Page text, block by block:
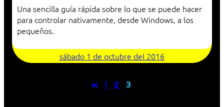
Una sencilla guía rápida sobre lo que se puede hacer
para controlar nativamente, desde Windows, a los
pequeños.
sábado 1 de octubre del 2016
« 1 2 3